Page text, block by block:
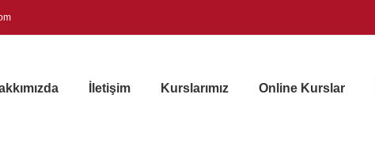
İletişim Kurslarımız Online Kurslar